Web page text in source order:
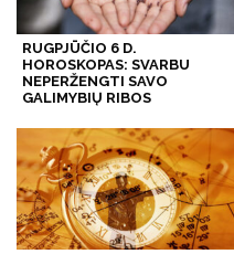
RUGPJŪČIO 6 D.
HOROSKOPAS: SVARBU
NEPERŽENGTI SAVO
GALIMYBIŲ RIBOS